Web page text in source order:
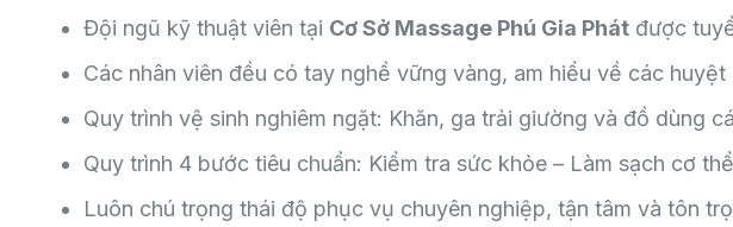
Đội ngũ kỹ thuật viên tại Cơ Sở Massage Phú Gia Phátđược
Các nhân viên đều có tay nghề vững vàng, am hiểu về các
Quy trình vệ sinh nghiêm ngặt: Khăn, ga trải giường và đồ dùng
Quy trình 4 bước tiêu chuẩn: Kiểm tra sức khỏe – Làm sạch cơ
Luôn chú trọng thái độ phục vụ chuyên nghiệp, tận tâm và tôn